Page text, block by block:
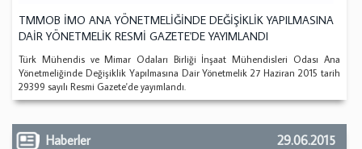
TMMOB İMO ANA YÖNETMELİĞİNDE DEĞİŞİKLİK YAPILMASINA
DAİR YÖNETMELİK RESMİ GAZETE'DE YAYIMLANDI
Türk Mühendis ve Mimar Odaları Birliği İnşaat Mühendisleri Odası Ana
Yönetmeliğinde Değişiklik Yapılmasına Dair Yönetmelik 27 Haziran 2015 tarih
29399 sayılı Resmi Gazete'de yayımlandı.
Haberler 29.06.2015